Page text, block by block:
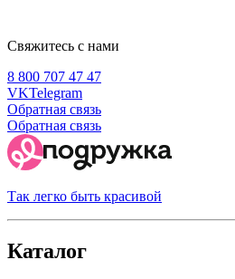
Свяжитесь с нами
8 800 707 47 47
VKTelegram
Обратная связь
Обратная связь
Так легко быть красивой
Каталог